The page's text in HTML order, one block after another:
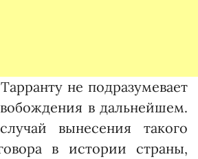
не подразумевает
в дальнейшем.
вынесения такого
в истории страны,